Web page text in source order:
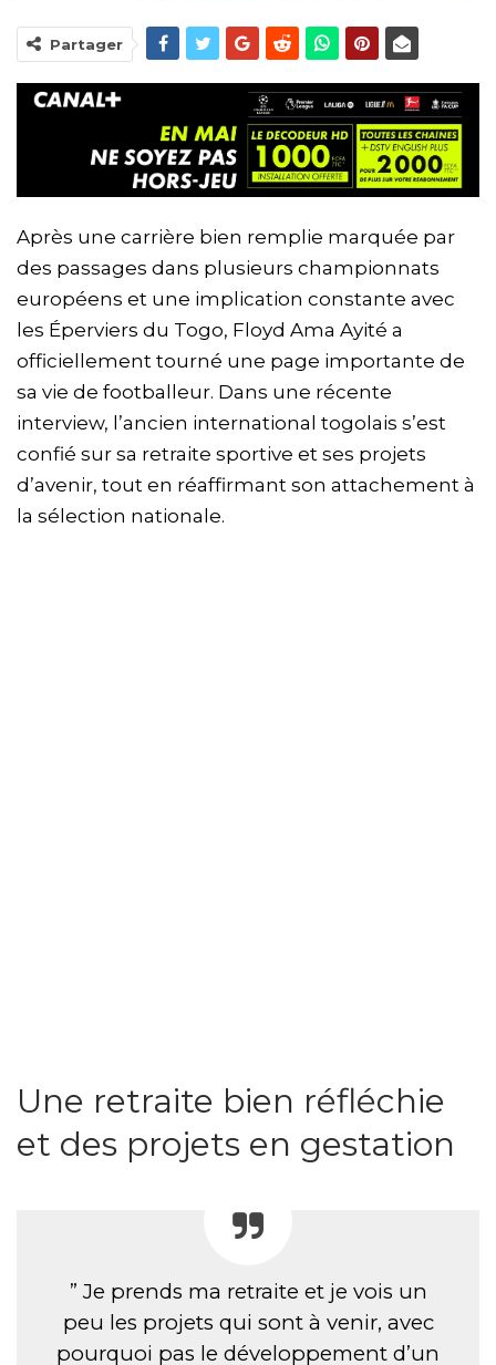
Partager
Après une carrière bien remplie marquée par
des passages dans plusieurs championnats
européens et une implication constante avec
les Éperviers du Togo, Floyd Ama Ayité a
officiellement tourné une page importante de
sa vie de footballeur. Dans une récente
interview, l’ancien international togolais s’est
confié sur sa retraite sportive et ses projets
d’avenir, tout en réaffirmant son attachement à
la sélection nationale.
Une retraite bien réfléchie
et des projets en gestation
” Je prends ma retraite et je vois un
peu les projets qui sont à venir, avec
pourquoi pas le développement d’un